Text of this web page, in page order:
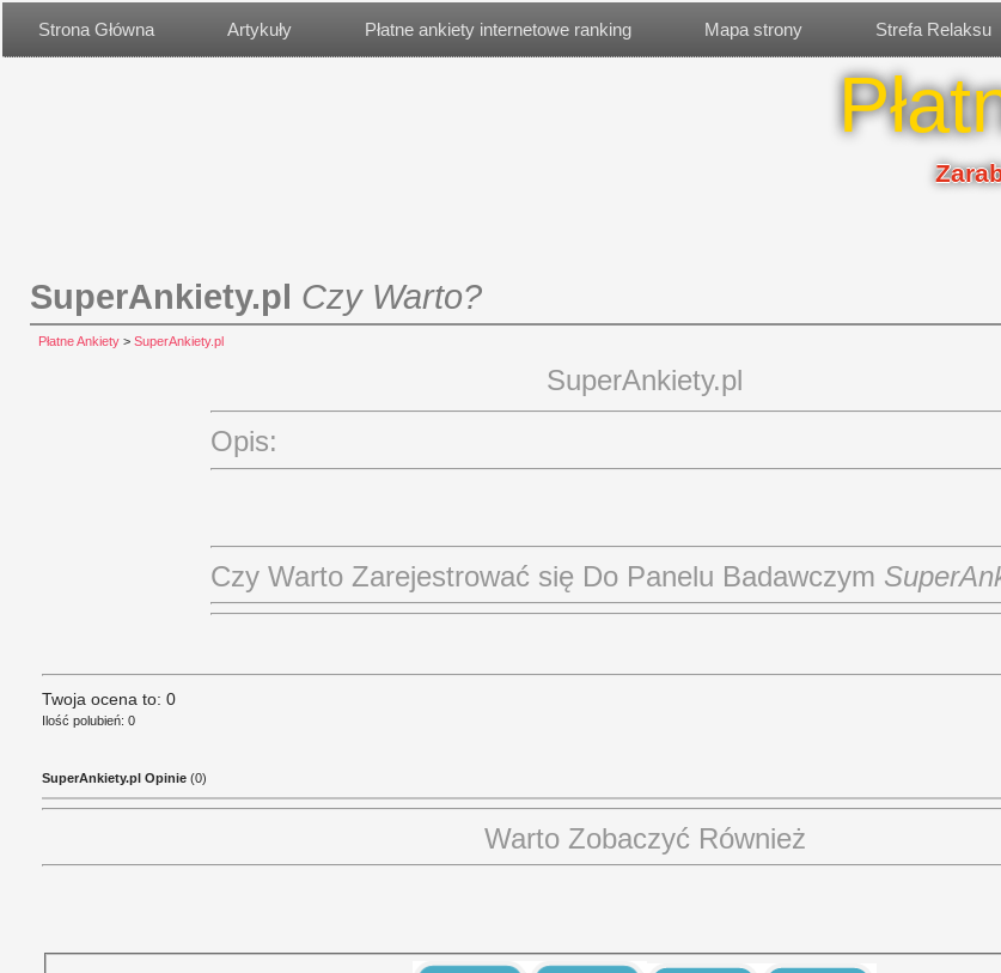
Strona Główna Artykuły Płatne ankiety internetowe ranking Mapa strony Strefa Relaksu
SuperAnkiety.pl Czy Warto?
Płatne Ankiety > SuperAnkiety.pl
SuperAnkiety.pl
Opis:
Czy Warto Zarejestrować się Do Panelu Badawczym
Twoja ocena to: 0
Ilość polubień: 0
SuperAnkiety.pl Opinie (0)
Warto Zobaczyć Również